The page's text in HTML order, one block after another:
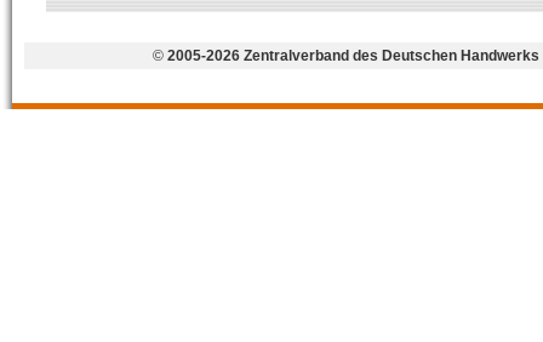
© 2005-2026 Zentralverband des Deutschen Handwerks